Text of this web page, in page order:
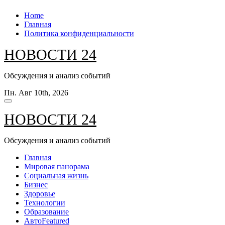
Перейти
содержанию
Home
Главная
Политика конфиденциальности
НОВОСТИ 24
Обсуждения и анализ событий
Пн. Авг 10th, 2026
НОВОСТИ 24
Обсуждения и анализ событий
Главная
Мировая панорама
Социальная жизнь
Бизнес
Здоровье
Технологии
Образование
АвтоFeatured